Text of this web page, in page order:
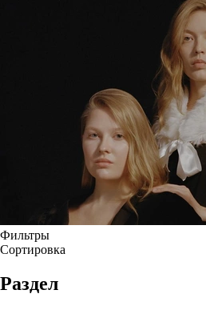
Фильтры
Сортировка
Раздел